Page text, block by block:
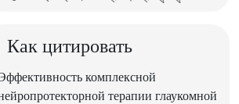
Как цитировать
комплексной
терапии глаукомной